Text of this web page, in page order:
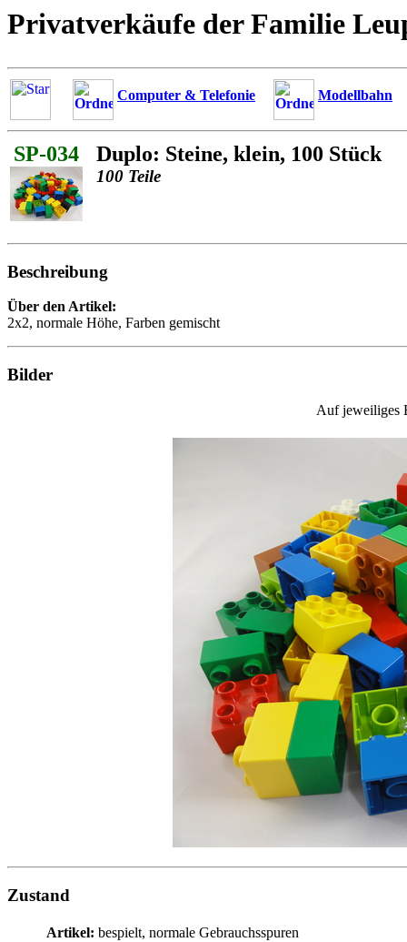
Privatverkäufe der Familie
Computer & Telefonie Modellbahn
SP-034 Duplo: Steine, klein, 100 Stück
100 Teile
Beschreibung
Über den Artikel:
2x2, normale Höhe, Farben gemischt
Bilder
Auf jeweiliges
Zustand
Artikel: bespielt, normale Gebrauchsspuren